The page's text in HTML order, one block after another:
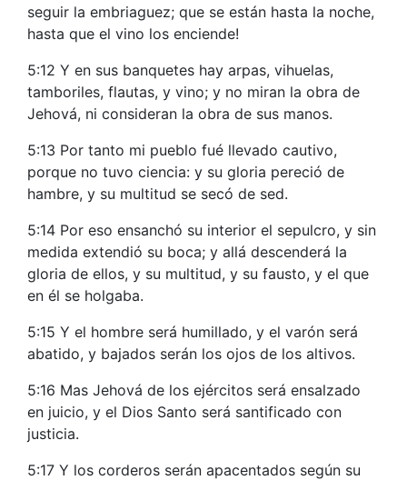
seguir la embriaguez; que se están hasta la noche,
hasta que el vino los enciende!
5:12 Y en sus banquetes hay arpas, vihuelas,
tamboriles, flautas, y vino; y no miran la obra de
Jehová, ni consideran la obra de sus manos.
5:13 Por tanto mi pueblo fué llevado cautivo,
porque no tuvo ciencia: y su gloria pereció de
hambre, y su multitud se secó de sed.
5:14 Por eso ensanchó su interior el sepulcro, y sin
medida extendió su boca; y allá descenderá la
gloria de ellos, y su multitud, y su fausto, y el que
en él se holgaba.
5:15 Y el hombre será humillado, y el varón será
abatido, y bajados serán los ojos de los altivos.
5:16 Mas Jehová de los ejércitos será ensalzado
en juicio, y el Dios Santo será santificado con
justicia.
5:17 Y los corderos serán apacentados según su